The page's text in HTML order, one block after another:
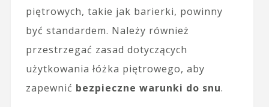
piętrowych, takie jak barierki, powinny
być standardem. Należy również
przestrzegać zasad dotyczących
użytkowania łóżka piętrowego, aby
zapewnić bezpieczne warunki do snu.